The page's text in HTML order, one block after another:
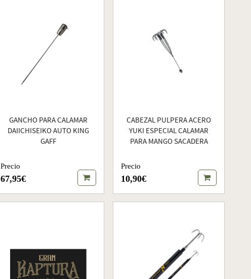
GANCHO PARA CALAMAR
DAIICHISEIKO AUTO KING
GAFF
Precio
67,95€
CABEZAL PULPERA ACERO
YUKI ESPECIAL CALAMAR
PARA MANGO SACADERA
Precio
10,90€